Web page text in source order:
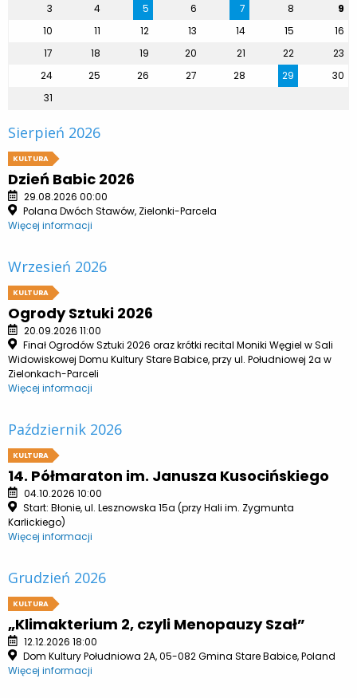
3
4 5 6 7 8
9
10
11 12 13 14 15
16
17
18 19 20 21 22
23
24
25 26 27 28 29
30
31
Sierpień 2026
KULTURA
Dzień Babic 2026
29.08.2026 00:00
Polana Dwóch Stawów, Zielonki-Parcela
Więcej informacji
Wrzesień 2026
KULTURA
Ogrody Sztuki 2026
20.09.2026 11:00
Finał Ogrodów Sztuki 2026 oraz krótki recital Moniki Węgiel w Sali
Widowiskowej Domu Kultury Stare Babice, przy ul. Południowej 2a w
Zielonkach-Parceli
Więcej informacji
Październik 2026
KULTURA
14. Półmaraton im. Janusza Kusocińskiego
04.10.2026 10:00
Start: Błonie, ul. Lesznowska 15a (przy Hali im. Zygmunta
Karlickiego)
Więcej informacji
Grudzień 2026
KULTURA
„Klimakterium 2, czyli Menopauzy Szał”
12.12.2026 18:00
Dom Kultury Południowa 2A, 05-082 Gmina Stare Babice, Poland
Więcej informacji